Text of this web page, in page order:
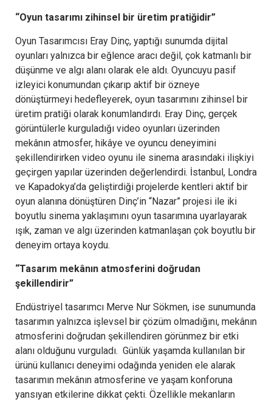
“Oyun tasarımı zihinsel bir üretim pratiğidir”
Oyun Tasarımcısı Eray Dinç, yaptığı sunumda dijital
oyunları yalnızca bir eğlence aracı değil, çok katmanlı bir
düşünme ve algı alanı olarak ele aldı. Oyuncuyu pasif
izleyici konumundan çıkarıp aktif bir özneye
dönüştürmeyi hedefleyerek, oyun tasarımını zihinsel bir
üretim pratiği olarak konumlandırdı. Eray Dinç, gerçek
görüntülerle kurguladığı video oyunları üzerinden
mekânın atmosfer, hikâye ve oyuncu deneyimini
şekillendirirken video oyunu ile sinema arasındaki ilişkiyi
geçirgen yapılar üzerinden değerlendirdi. İstanbul, Londra
ve Kapadokya’da geliştirdiği projelerde kentleri aktif bir
oyun alanına dönüştüren Dinç’in “Nazar” projesi ile iki
boyutlu sinema yaklaşımını oyun tasarımına uyarlayarak
ışık, zaman ve algı üzerinden katmanlaşan çok boyutlu bir
deneyim ortaya koydu.
“Tasarım mekânın atmosferini doğrudan
şekillendirir”
Endüstriyel tasarımcı Merve Nur Sökmen, ise sunumunda
tasarımın yalnızca işlevsel bir çözüm olmadığını, mekânın
atmosferini doğrudan şekillendiren görünmez bir etki
alanı olduğunu vurguladı. Günlük yaşamda kullanılan bir
ürünü kullanıcı deneyimi odağında yeniden ele alarak
tasarımın mekânın atmosferine ve yaşam konforuna
yansıyan etkilerine dikkat çekti. Özellikle mekanların